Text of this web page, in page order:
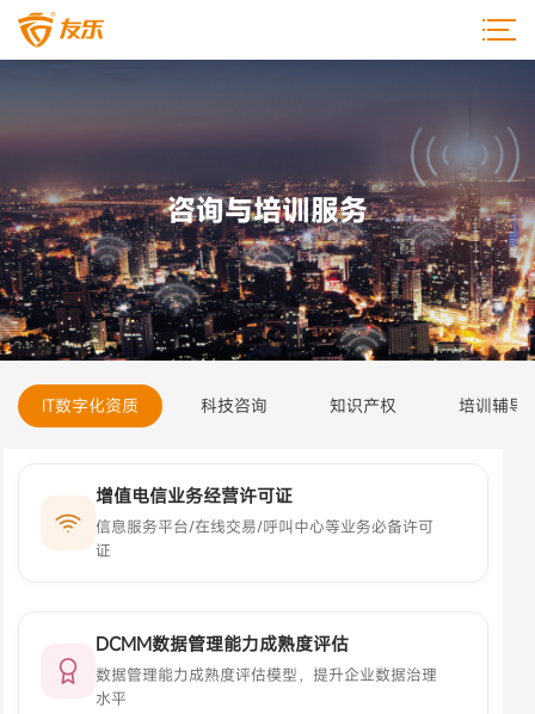
咨询与培训服务
IT数字化资质 科技咨询 知识产权 培训辅导
增值电信业务经营许可证
信息服务平台/在线交易/呼叫中心等业务必备许可
证
DCMM数据管理能力成熟度评估
数据管理能力成熟度评估模型，提升企业数据治理
水平